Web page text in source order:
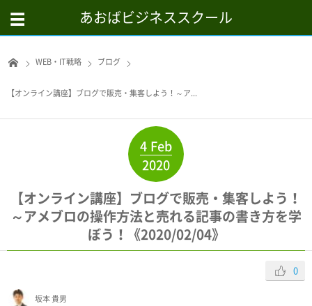
あおばビジネススクール
WEB・IT戦略 ブログ
【オンライン講座】ブログで販売・集客しよう！～ア...
4 Feb
2020
【オンライン講座】ブログで販売・集客しよう！
～アメブロの操作方法と売れる記事の書き方を学
ぼう！《2020/02/04》
0
坂本 貴男